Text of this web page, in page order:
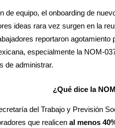
de equipo, el onboarding de
ideas rara vez surgen en la
reportaron
especialmente la NOM-
de administrar.
¿Qué dice la
del Trabajo y Previsión
que realicen al menos